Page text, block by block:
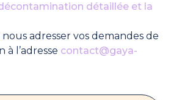
détaillée et la
nous adresser vos demandes de
l’adresse contact@gaya-